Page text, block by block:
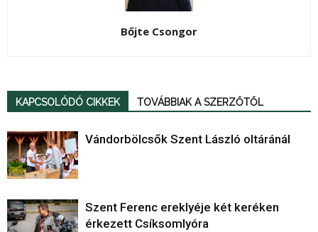
Bőjte Csongor
KAPCSOLÓDÓ CIKKEK TOVÁBBIAK A SZERZŐTŐL
Vándorbölcsők Szent László oltáránál
Szent Ferenc ereklyéje két keréken
érkezett Csíksomlyóra